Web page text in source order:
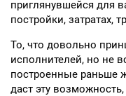
приглянувшейся для
постройки, затратах,
То, что довольно
исполнителей, но не
построенные раньше
даст эту